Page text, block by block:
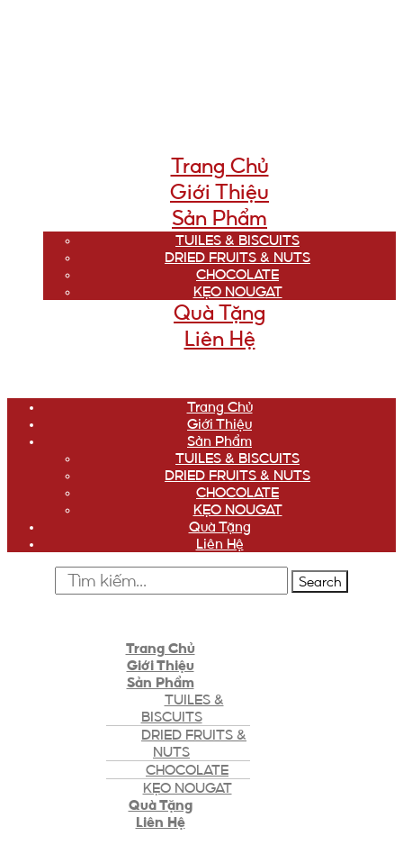
Trang Chủ
Giới Thiệu
Sản Phẩm
TUILES & BISCUITS
DRIED FRUITS & NUTS
CHOCOLATE
KẸO NOUGAT
Quà Tặng
Liên Hệ
Trang Chủ
Giới Thiệu
Sản Phẩm
TUILES & BISCUITS
DRIED FRUITS & NUTS
CHOCOLATE
KẸO NOUGAT
Quà Tặng
Liên Hệ
Search
Trang Chủ
Giới Thiệu
Sản Phẩm
TUILES &
BISCUITS
DRIED FRUITS &
NUTS
CHOCOLATE
KẸO NOUGAT
Quà Tặng
Liên Hệ